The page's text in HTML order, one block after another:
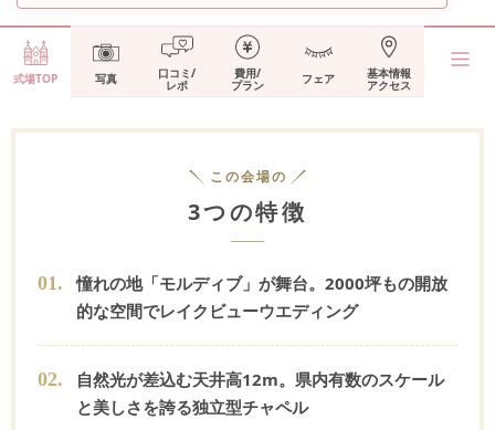
式場TOP 写真 口コミ/
レポ
費用/
プラン フェア 基本情報
アクセス
この会場の
3つの特徴
01.
憧れの地「モルディブ」が舞台。2000坪もの開放
的な空間でレイクビューウエディング
02.
自然光が差込む天井高12m。県内有数のスケール
と美しさを誇る独立型チャペル